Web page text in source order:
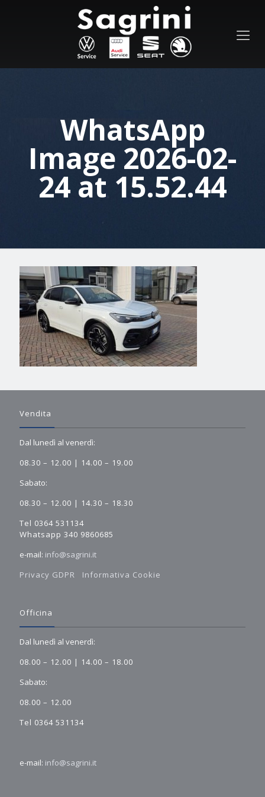
WhatsApp
Image 2026-02-
24 at 15.52.44
Vendita
Dal lunedì al venerdì:
08.30 – 12.00 | 14.00 – 19.00
Sabato:
08.30 – 12.00 | 14.30 – 18.30
Tel 0364 531134
Whatsapp 340 9860685
e-mail: info@sagrini.it
Privacy GDPR
Informativa Cookie
Officina
Dal lunedì al venerdì:
08.00 – 12.00 | 14.00 – 18.00
Sabato:
08.00 – 12.00
Tel 0364 531134
e-mail: info@sagrini.it